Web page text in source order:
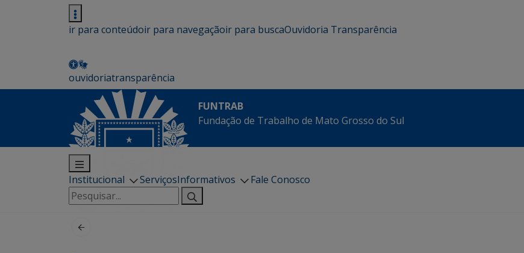
ir para conteúdoir para navegaçãoir para buscaOuvidoria Transparência
ouvidoriatransparência
FUNTRAB
Fundação de Trabalho de Mato Grosso do Sul
Institucional ServiçosInformativos
Fale Conosco
Pesquisar
por: